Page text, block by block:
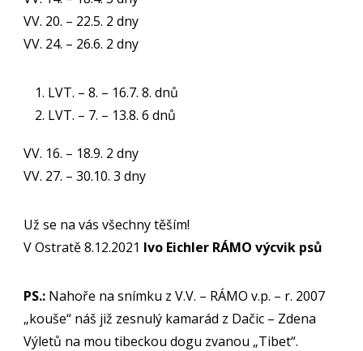
VV. 20. – 22.5. 2 dny
VV. 24. – 26.6. 2 dny
LVT. – 8. – 16.7. 8. dnů
LVT. – 7. – 13.8. 6 dnů
VV. 16. – 18.9. 2 dny
VV. 27. – 30.10. 3 dny
Už se na vás všechny těším!
V Ostratě 8.12.2021 Ivo Eichler RÁMO výcvik psů
PS.: Nahoře na snímku z V.V. – RÁMO v.p. – r. 2007
„kouše“ náš již zesnulý kamarád z Dačic – Zdena
Výletů na mou tibeckou dogu zvanou „Tibet“.